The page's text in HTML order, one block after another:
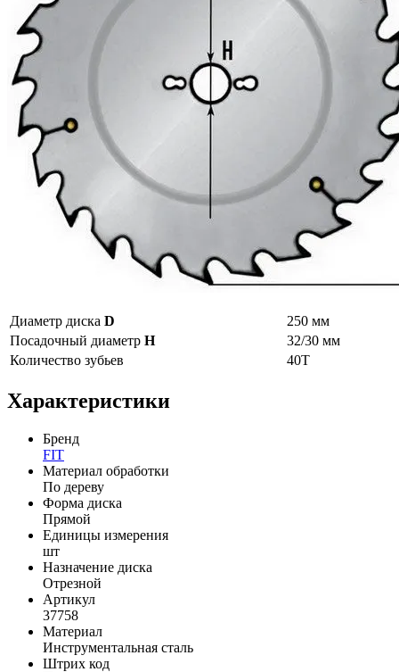
Диаметр диска D
250 мм
Посадочный диаметр Н
32/30 мм
Количество зубьев
40Т
Характеристики
Бренд
FIT
Материал обработки
По дереву
Форма диска
Прямой
Единицы измерения
шт
Назначение диска
Отрезной
Артикул
37758
Материал
Инструментальная сталь
Штрих код